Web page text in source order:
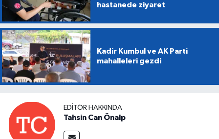
hastanede ziyaret
Kadir Kumbul ve AK Parti
mahalleleri gezdi
EDITÖR HAKKINDA
Tahsin Can Önalp